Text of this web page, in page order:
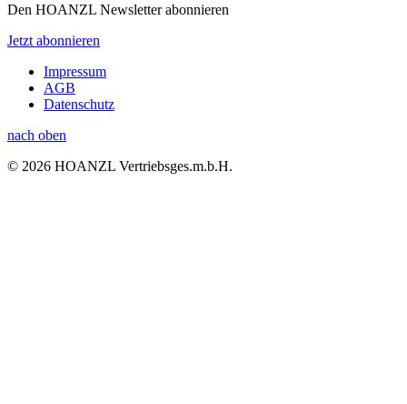
Den HOANZL Newsletter abonnieren
Jetzt abonnieren
Impressum
AGB
Datenschutz
nach oben
© 2026 HOANZL Vertriebsges.m.b.H.